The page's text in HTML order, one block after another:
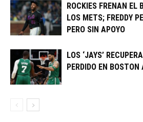
ROCKIES FRENAN EL
LOS METS; FREDDY
PERO SIN APOYO
LOS ‘JAYS’
PERDIDO EN